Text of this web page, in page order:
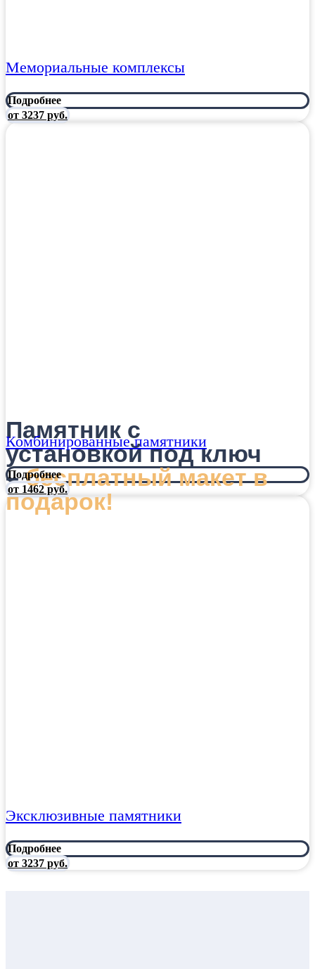
Памятник с
установкой под ключ
–бесплатный макет в
подарок!
Мемориальные комплексы
Подробнее
от 3237 руб.
Комбинированные памятники
Подробнее
от 1462 руб.
Эксклюзивные памятники
Подробнее
от 3237 руб.